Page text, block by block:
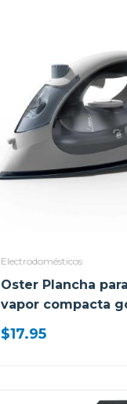
Electrodomésticos
Oster Plancha
vapor compacta
$17.95